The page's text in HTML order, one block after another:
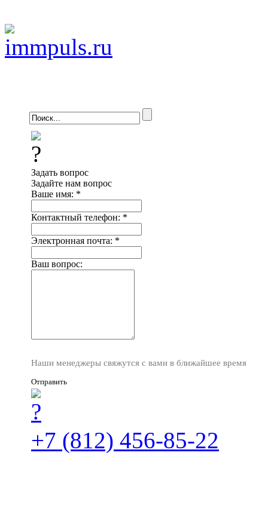
Задать вопрос
Задайте нам вопрос
Ваше имя: *
Контактный телефон: *
Электронная почта: *
Ваш вопрос:
Наши менеджеры свяжутся с вами в ближайшее время
Отправить
+7 (812) 456-85-22